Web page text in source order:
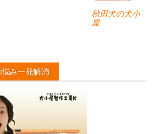
秋田犬の犬小
屋
み一発解消